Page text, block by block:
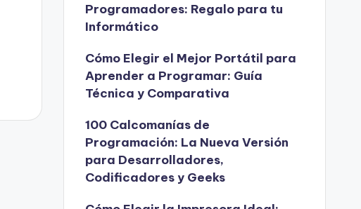
Programadores: Regalo para tu
Informático
Cómo Elegir el Mejor Portátil para
Aprender a Programar: Guía
Técnica y Comparativa
100 Calcomanías de
Programación: La Nueva Versión
para Desarrolladores,
Codificadores y Geeks